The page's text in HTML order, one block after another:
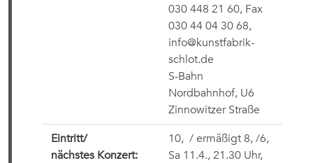
030 448 21 60, Fax
030 44 04 30 68,
info@kunstfabrik-
schlot.de
S-Bahn
Nordbahnhof, U6
Zinnowitzer Straße
Eintritt/
nächstes Konzert:
10,  / ermäßigt 8, /6,
Sa 11.4., 21.30 Uhr,